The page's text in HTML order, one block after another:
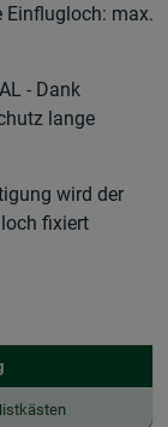
Einflugloch: max.
- Dank
lange
wird der
fixiert